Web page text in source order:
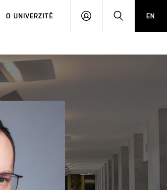
O UNIVERZITĚ
PŘIHLÁSIT HLEDATEN